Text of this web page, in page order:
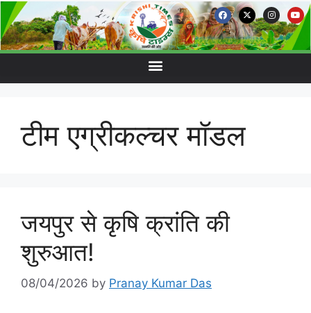
टीम एग्रीकल्चर मॉडल
जयपुर से कृषि क्रांति की
शुरुआत!
08/04/2026 by Pranay Kumar Das